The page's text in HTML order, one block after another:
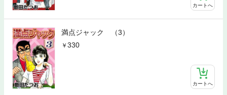
カートへ
満点ジャック （3）
330
カートへ